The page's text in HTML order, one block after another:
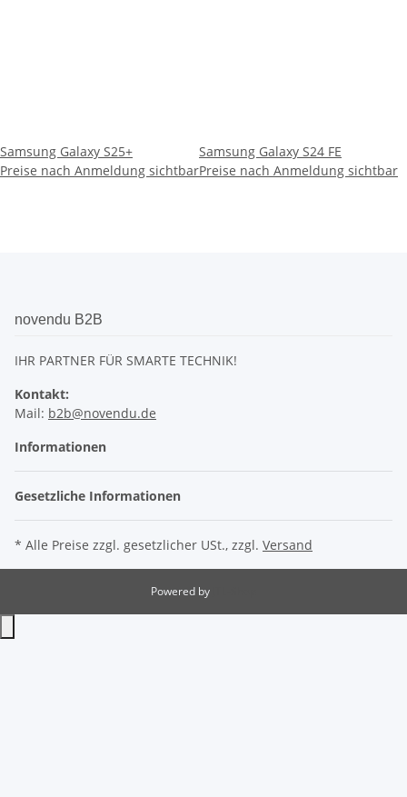
Samsung Galaxy S25+
Preise nach Anmeldung sichtbar
Samsung Galaxy S24 FE
Preise nach Anmeldung sichtbar
novendu B2B
IHR PARTNER FÜR SMARTE TECHNIK!
Kontakt:
Mail: b2b@novendu.de
Informationen
Gesetzliche Informationen
* Alle Preise zzgl. gesetzlicher USt., zzgl. Versand
Powered by